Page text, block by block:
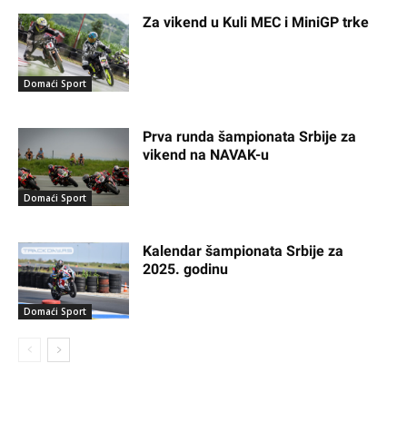
Domaći Sport
Za vikend u Kuli MEC i MiniGP trke
Domaći Sport
Prva runda šampionata Srbije za
vikend na NAVAK-u
Domaći Sport
Kalendar šampionata Srbije za
2025. godinu